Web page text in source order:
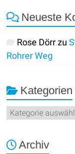
Neueste
Rose Dörrzu
Rohrer Weg
Kategorien
Kategorien
Archiv